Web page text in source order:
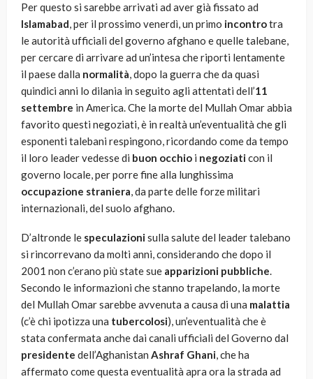
Per questo si sarebbe arrivati ad aver già fissato ad
Islamabad, per il prossimo venerdì, un primo incontrotra
le autorità ufficiali del governo afghano e quelle talebane,
per cercare di arrivare ad un’intesa che riporti lentamente
il paese dalla normalità, dopo la guerra che da quasi
quindici anni lo dilania in seguito agli attentati dell’11
settembre in America. Che la morte del Mullah Omar abbia
favorito questi negoziati, è in realtà un’eventualità che gli
esponenti talebani respingono, ricordando come da tempo
il loro leader vedesse di buon occhio i negoziaticon il
governo locale, per porre fine alla lunghissima
occupazione straniera, da parte delle forze militari
internazionali, del suolo afghano.
D’altronde le speculazionisulla salute del leader talebano
si rincorrevano da molti anni, considerando che dopo il
2001 non c’erano più state sue apparizioni pubbliche.
Secondo le informazioni che stanno trapelando, la morte
del Mullah Omar sarebbe avvenuta a causa di una malattia
(c’è chi ipotizza una tubercolosi), un’eventualità che è
stata confermata anche dai canali ufficiali del Governo dal
presidente dell’Aghanistan Ashraf Ghani, che ha
affermato come questa eventualità apra ora la strada ad